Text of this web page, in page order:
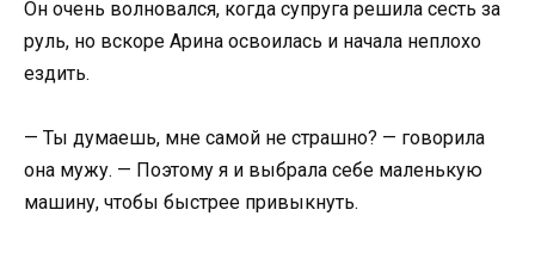
Он очень волновался, когда супруга решила сесть за
руль, но вскоре Арина освоилась и начала неплохо
ездить.
— Ты думаешь, мне самой не страшно? — говорила
она мужу. — Поэтому я и выбрала себе маленькую
машину, чтобы быстрее привыкнуть.